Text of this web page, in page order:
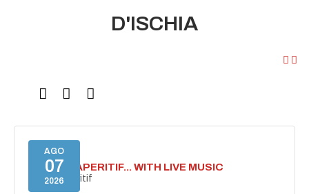
D'ISCHIA
AGO
07
2026
SECRET APERITIF... WITH LIVE MUSIC
Secret aperitif